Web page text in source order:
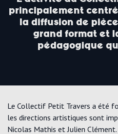
principalement
la diffusion de
grand format et
pédagogique
Le Collectif Petit Travers a été
les directions artistiques sont
Nicolas Mathis et Julien